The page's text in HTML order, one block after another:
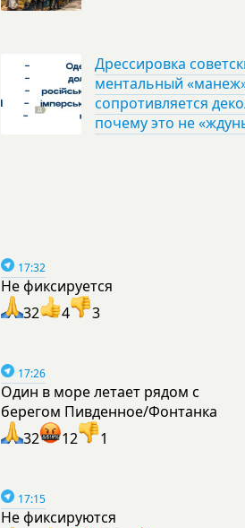
Дрессировка
ментальный
сопротивляется
почему это не
17:32
Не фиксируется
32
4 3
17:26
Один в море летает рядом с
берегом Пивденное/Фонтанка
32
12 1
17:15
Не фиксируются